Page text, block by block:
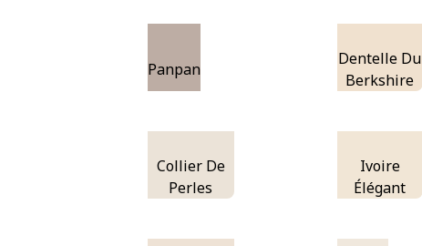
Panpan
Dentelle Du
Berkshire
Collier De
Perles
Ivoire
Élégant